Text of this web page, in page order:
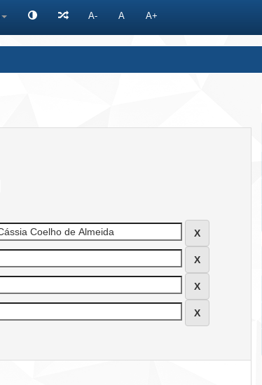
A- A A+